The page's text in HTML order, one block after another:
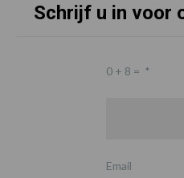
Schrijf u in voor
0 + 8 = *
Email